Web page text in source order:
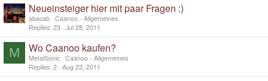
Neueinsteiger hier mit paar Fragen :)
abacab Caanoo - Allgemeines
Replies 23 Jul 28, 2011
M Wo Caanoo kaufen?
MetalSonic Caanoo - Allgemeines
Replies 2 Aug 23, 2011